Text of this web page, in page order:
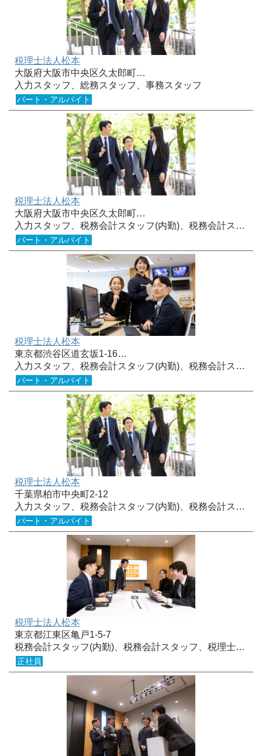
税理士法人松本
大阪府大阪市中央区久太郎町…
入力スタッフ、総務スタッフ、事務スタッフ
パート・アルバイト
税理士法人松本
大阪府大阪市中央区久太郎町…
入力スタッフ、税務会計スタッフ(内勤)、税務会計ス…
パート・アルバイト
税理士法人松本
東京都渋谷区道玄坂1-16…
入力スタッフ、税務会計スタッフ(内勤)、税務会計ス…
パート・アルバイト
税理士法人松本
千葉県柏市中央町2-12
入力スタッフ、税務会計スタッフ(内勤)、税務会計ス…
パート・アルバイト
税理士法人松本
東京都江東区亀戸1-5-7
税務会計スタッフ(内勤)、税務会計スタッフ、税理士…
正社員